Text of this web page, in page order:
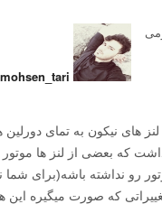
mohsen_tari
که بعضی از لنز ها
رو نداشته باشه(برای شما
که صورت میگیره